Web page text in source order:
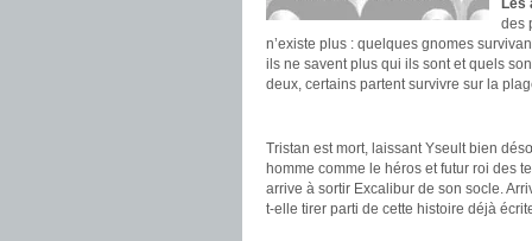
Les
des
n’existe plus : quelques gnomes
ils ne savent plus qui ils sont et quels
deux, certains partent survivre sur la
Tristan est mort, laissant Yseult bien
homme comme le héros et futur roi des
arrive à sortir Excalibur de son socle.
t-elle tirer parti de cette histoire déjà